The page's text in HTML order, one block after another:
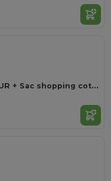
COTTONEL COLOUR + Sac shopping coton 140gr/m²